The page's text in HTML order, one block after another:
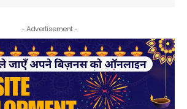
- Advertisement -